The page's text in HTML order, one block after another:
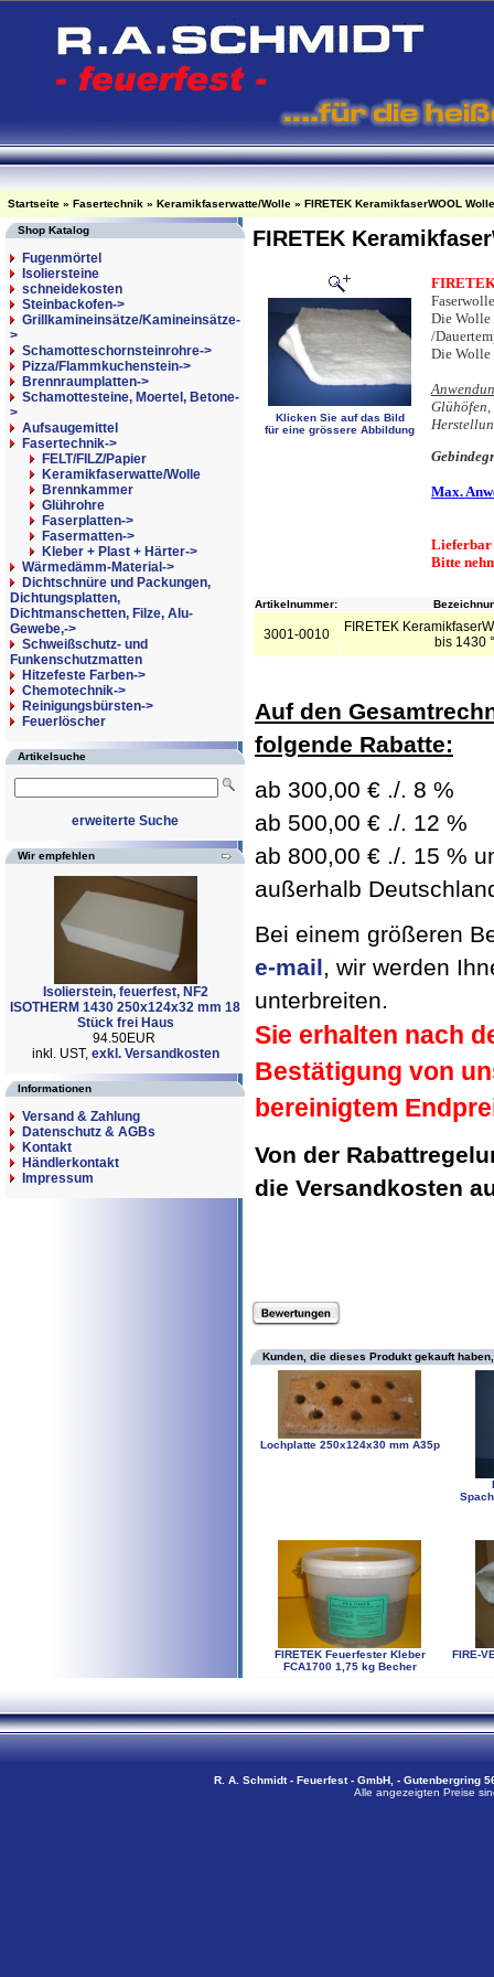
Startseite » Fasertechnik » Keramikfaserwatte/Wolle » FIRETEK KeramikfaserWOOL
Shop Katalog
Fugenmörtel
Isoliersteine
schneidekosten
Steinbackofen->
Grillkamineinsätze/Kamineinsätze-
>
Schamotteschornsteinrohre->
Pizza/Flammkuchenstein->
Brennraumplatten->
Schamottesteine, Moertel, Betone-
>
Aufsaugemittel
Fasertechnik->
FELT/FILZ/Papier
Keramikfaserwatte/Wolle
Brennkammer
Glührohre
Faserplatten->
Fasermatten->
Kleber + Plast + Härter->
Wärmedämm-Material->
Dichtschnüre und Packungen,
Dichtungsplatten,
Dichtmanschetten, Filze, Alu-
Gewebe,->
Schweißschutz- und
Funkenschutzmatten
Hitzefeste Farben->
Chemotechnik->
Reinigungsbürsten->
Feuerlöscher
Artikelsuche
erweiterte Suche
Wir empfehlen
Isolierstein, feuerfest, NF2
ISOTHERM 1430 250x124x32 mm 18
Stück frei Haus
94.50EUR
inkl. UST, exkl. Versandkosten
Informationen
Versand & Zahlung
Datenschutz & AGBs
Kontakt
Händlerkontakt
Impressum
FIRETEK
Klicken Sie auf das Bild
für eine grössere Abbildung
Die Wolle
/
Die
Glühöfen,
Max.
Lieferbar
Bitte
Artikelnummer:
3001-0010
FIRETEK
bis 1430
Auf den
folgende Rabatte:
ab 300,00 € ./. 8 %
ab 500,00 € ./. 12 %
ab 800,00 € ./. 15 %
außerhalb
Bei einem größeren
e-mail, wir werden
unterbreiten.
Sie erhalten nach
Bestätigung von
bereinigtem
Von der
die Versandkosten
Kunden, die dieses Produkt gekauft
Lochplatte 250x124x30 mm A35p
FIRETEK Feuerfester Kleber
FCA1700 1,75 kg Becher
FIRE-
R. A. Schmidt - Feuerfest - GmbH, - Gutenbergring
Alle angezeigten Preise